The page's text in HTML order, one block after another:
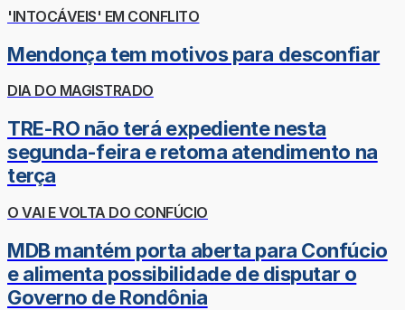
'INTOCÁVEIS' EM CONFLITO
Mendonça tem motivos para desconfiar
DIA DO MAGISTRADO
TRE-RO não terá expediente nesta
segunda-feira e retoma atendimento na
terça
O VAI E VOLTA DO CONFÚCIO
MDB mantém porta aberta para Confúcio
e alimenta possibilidade de disputar o
Governo de Rondônia